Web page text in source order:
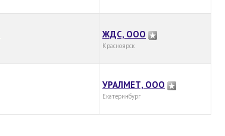
ЖДС, ООО
Красноярск
УРАЛМЕТ, ООО
Екатеринбург